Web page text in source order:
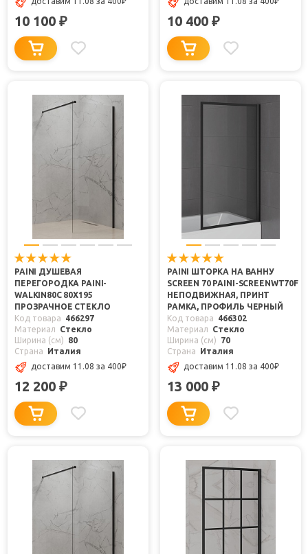
10 100 ₽ 10 400 ₽
PAINI ДУШЕВАЯ
ПЕРЕГОРОДКА PAINI-
WALKIN80C 80X195
ПРОЗРАЧНОЕ СТЕКЛО
Код товара
466297
Материал
Стекло
Ширина (см)
80
Страна
Италия
доставим 11.08 за 400₽
12 200 ₽
PAINI ШТОРКА НА ВАННУ
SCREEN 70 PAINI-SCREENWT70F
НЕПОДВИЖНАЯ, ПРИНТ
РАМКА, ПРОФИЛЬ ЧЕРНЫЙ
Код товара
466302
Материал
Стекло
Ширина (см)
70
Страна
Италия
доставим 11.08 за 400₽
13 000 ₽